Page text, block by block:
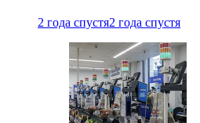
2 года спустя2 года спустя